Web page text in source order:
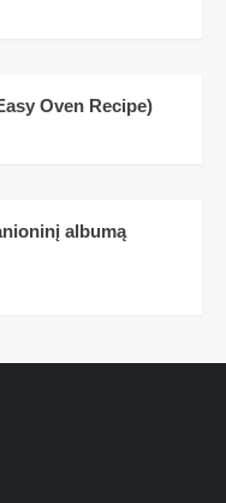
Oven Recipe)
albumą